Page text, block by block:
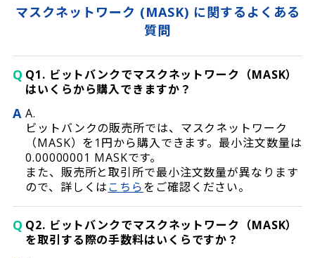
マスクネットワーク (MASK) に関するよくある
質問
Q Q1. ビットバンクでマスクネットワーク（MASK）
はいくらから購入できますか？
A A.
ビットバンクの販売所では、マスクネットワーク
（MASK）を1円から購入できます。最小注文数量は
0.00000001 MASKです。
また、販売所と取引所で最小注文数量が異なります
ので、詳しくはこちらをご確認ください。
Q Q2. ビットバンクでマスクネットワーク（MASK）
を取引する際の手数料はいくらですか？